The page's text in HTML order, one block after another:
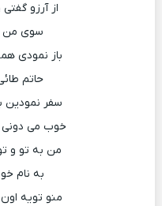
از آرزو
سوی من
باز نمودی
حاتم
سفر نمودین
خوب می دونی
من به تو و
به نام
منو تویه